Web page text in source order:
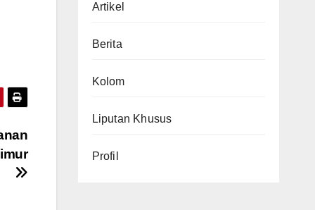
Artikel
Berita
Kolom
Liputan Khusus
Profil